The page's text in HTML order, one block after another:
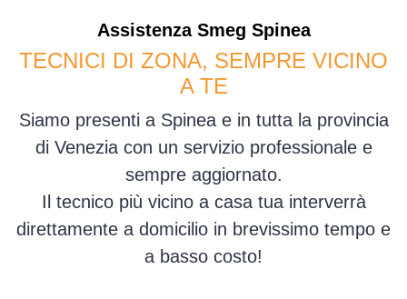
Assistenza Smeg Spinea
TECNICI DI ZONA, SEMPRE VICINO
A TE
Siamo presenti a Spinea e in tutta la provincia
di Venezia con un servizio professionale e
sempre aggiornato.
Il tecnico più vicino a casa tua interverrà
direttamente a domicilio in brevissimo tempo e
a basso costo!